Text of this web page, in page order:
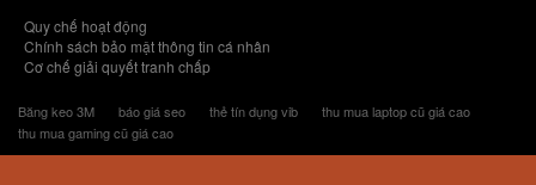
Quy chế hoạt động
Chính sách bảo mật thông tin cá nhân
Cơ chế giải quyết tranh chấp
Băng keo 3M báo giá seo thẻ tín dụng vib
thu mua laptop cũ giá cao
thu mua gaming cũ giá cao